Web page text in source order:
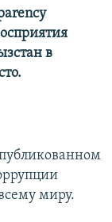
в
миру.